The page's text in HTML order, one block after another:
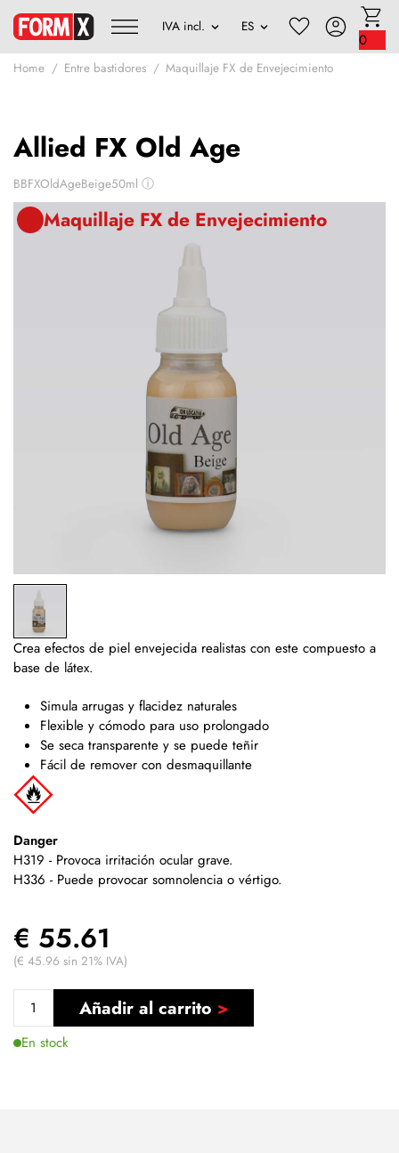
0
Home Entre bastidores Maquillaje FX de Envejecimiento
Allied FX Old Age
BBFXOldAgeBeige50ml ⓘ
Maquillaje FX de Envejecimiento
Crea efectos de piel envejecida realistas con este compuesto a
base de látex.
Simula arrugas y flacidez naturales
Flexible y cómodo para uso prolongado
Se seca transparente y se puede teñir
Fácil de remover con desmaquillante
Danger
H319 - Provoca irritación ocular grave.
H336 - Puede provocar somnolencia o vértigo.
€ 55.61
(€ 45.96 sin 21% IVA)
Añadir al carrito
En stock